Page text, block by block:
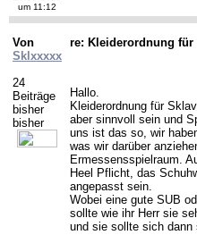
um 11:12
Von
Sklxxxxx
24
Beiträge
bisher
bisher
re: Kleiderordnung
Hallo.
Kleiderordnung für
aber sinnvoll sein und
uns ist das so, wir
was wir darüber
Ermessensspielraum.
Heel Pflicht, das
angepasst sein.
Wobei eine gute SUB
sollte wie ihr Herr sie
und sie sollte sich dann